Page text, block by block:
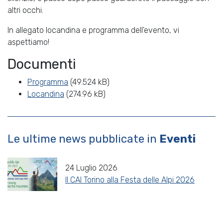
altri occhi.
In allegato locandina e programma dell'evento, vi
aspettiamo!
Documenti
Programma (49.524 kB)
Locandina (274.96 kB)
Le ultime news pubblicate in Eventi
24 Luglio 2026
Il CAI Torino alla Festa delle Alpi 2026